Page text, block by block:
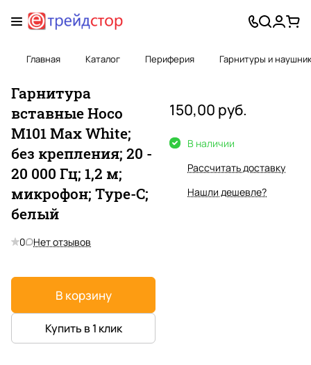
Главная Каталог Периферия Гарнитуры и
Гарнитура
вставные Hoco
M101 Max White;
без крепления; 20 -
20 000 Гц; 1,2 м;
микрофон; Type-C;
белый
0 Нет отзывов
В корзину
Купить в 1 клик
150,00 руб.
В наличии
Рассчитать доставку
Нашли дешевле?